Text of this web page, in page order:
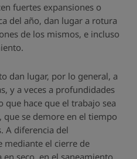
fuertes expansiones o
del año, dan lugar a rotura
de los mismos, e incluso
dan lugar, por lo general, a
y a veces a profundidades
que hace que el trabajo sea
se demore en el tiempo
A diferencia del
mediante el cierre de
seco, en el saneamiento